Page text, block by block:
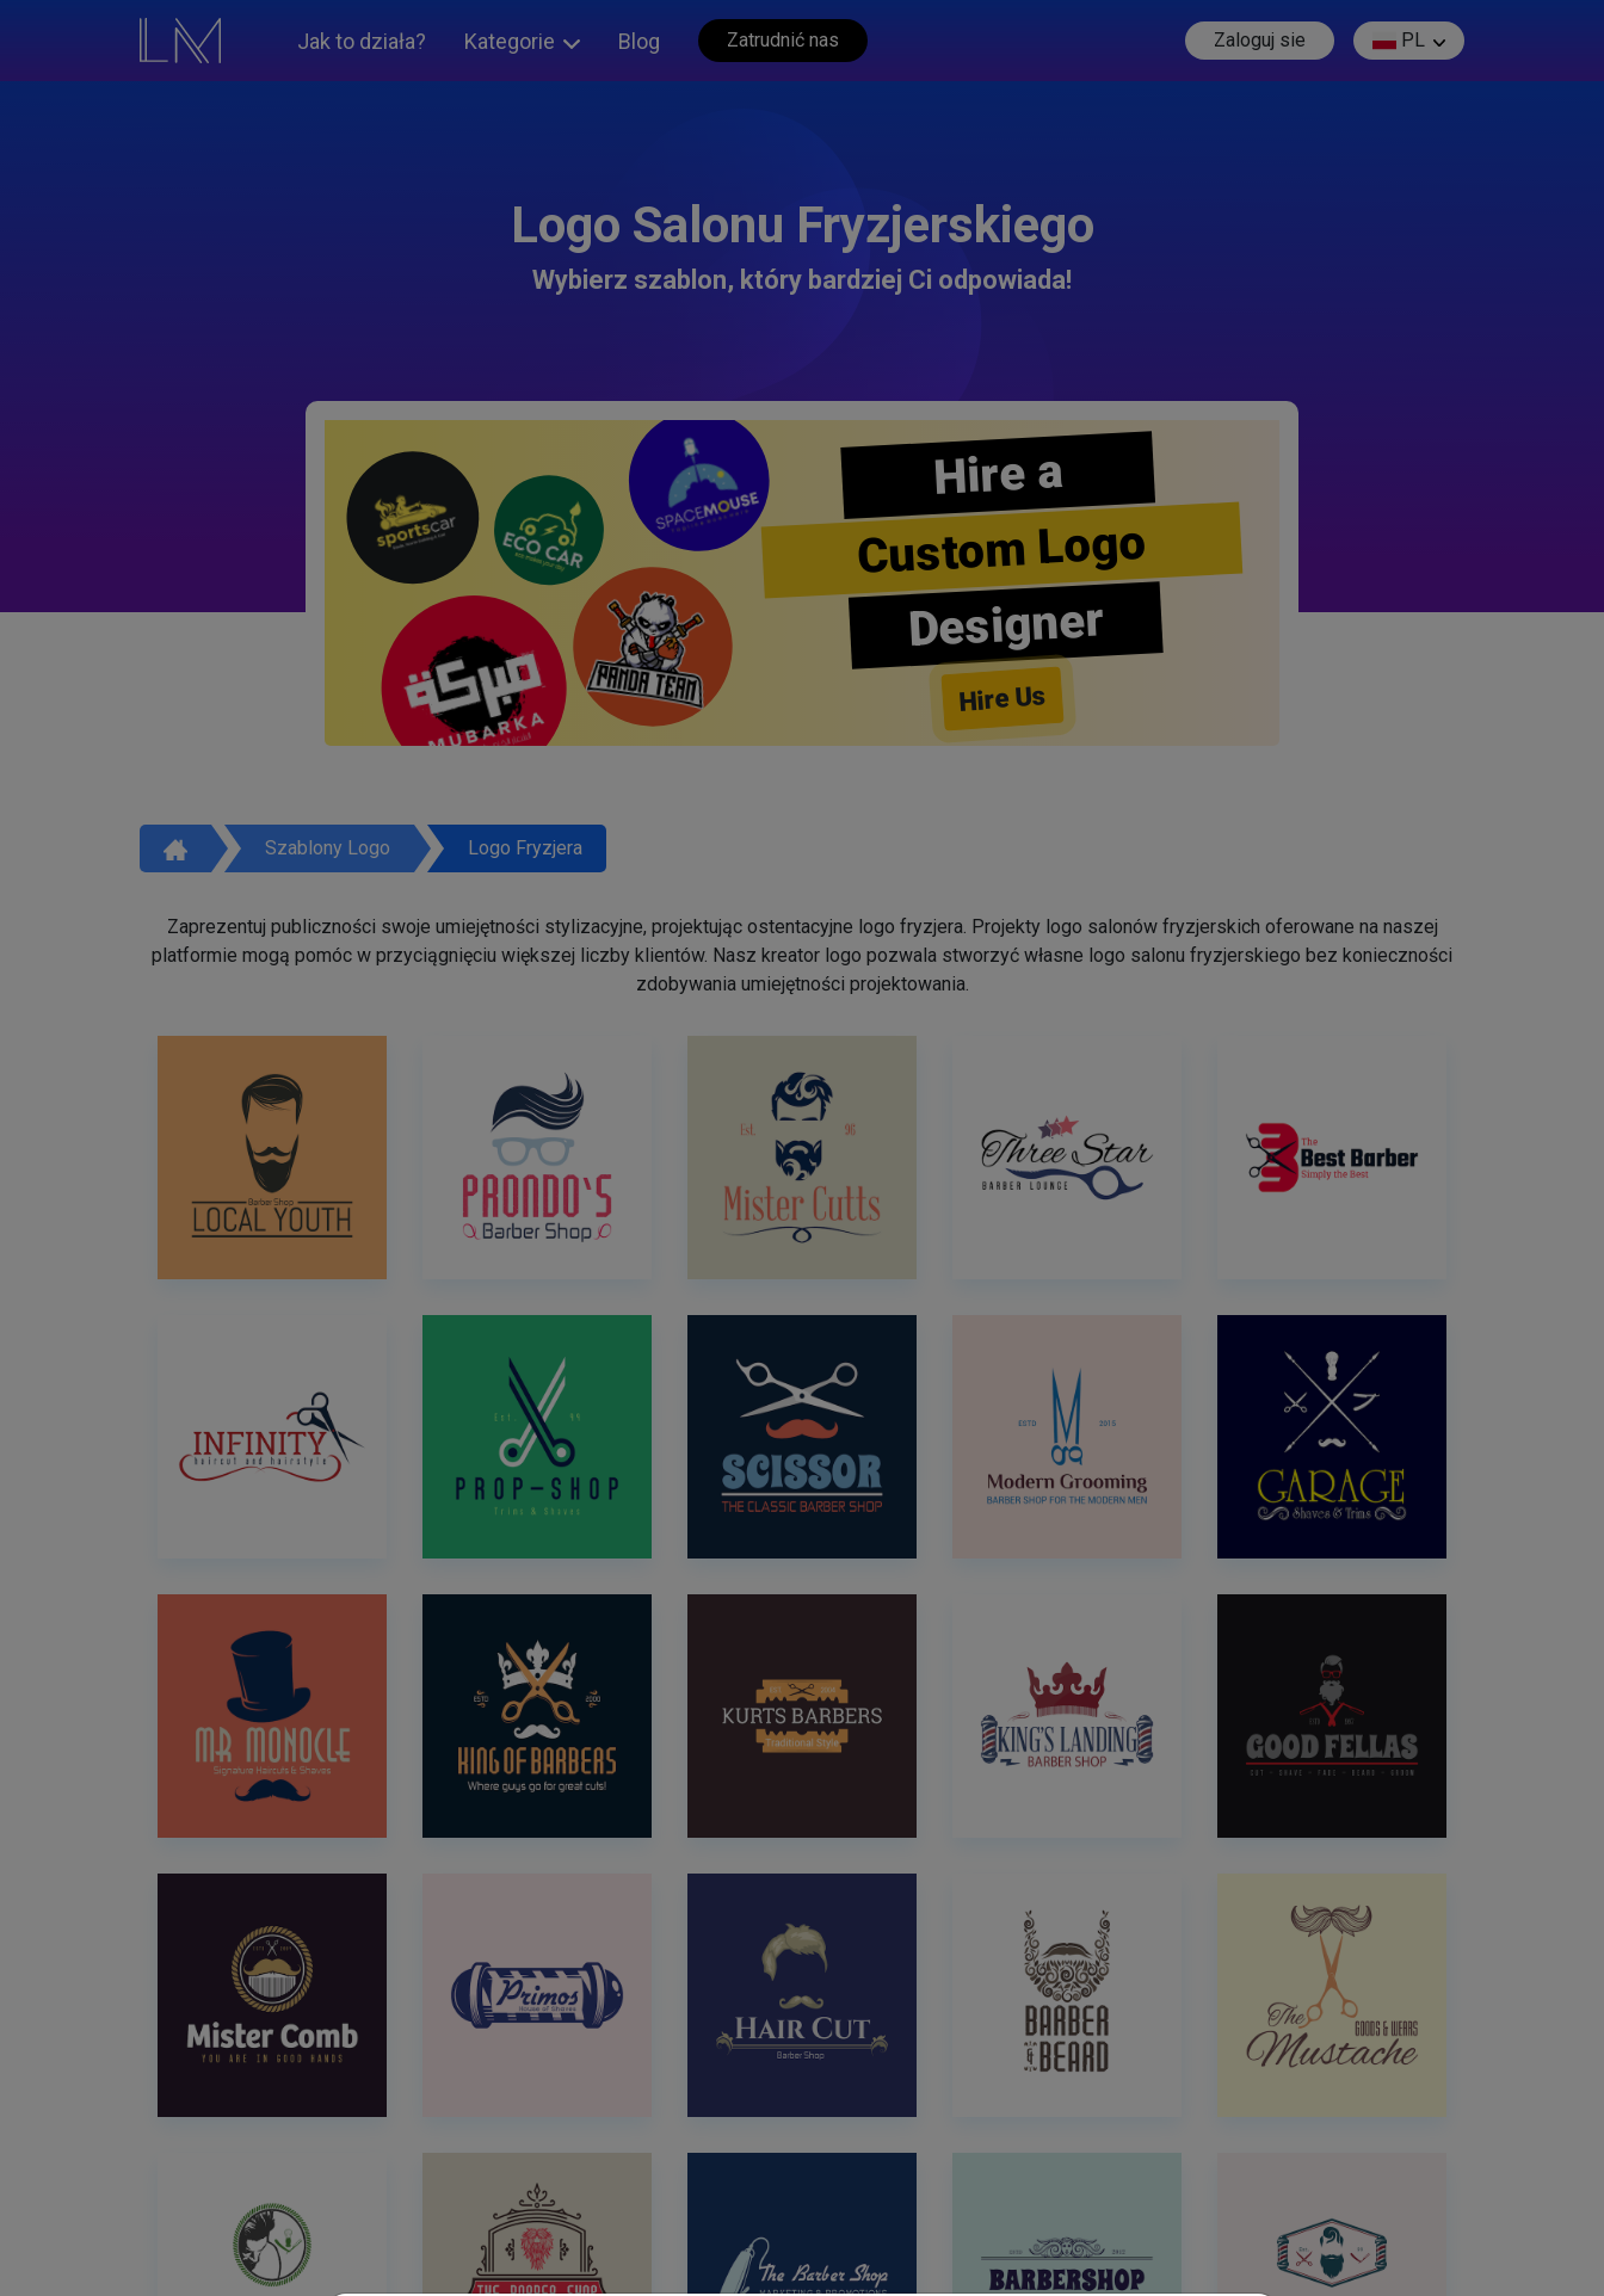
Jak to działa? Kategorie Blog Zatrudnić nas Zaloguj sie PL
Logo Salonu Fryzjerskiego
Wybierz szablon, który bardziej Ci odpowiada!
Hire a
Custom Logo
Designer
Hire Us
Szablony Logo Logo Fryzjera
Zaprezentuj publiczności swoje umiejętności stylizacyjne, projektując ostentacyjne logo fryzjera. Projekty logo salonów fryzjerskich oferowane na naszej
platformie mogą pomóc w przyciągnięciu większej liczby klientów. Nasz kreator logo pozwala stworzyć własne logo salonu fryzjerskiego bez konieczności
zdobywania umiejętności projektowania.